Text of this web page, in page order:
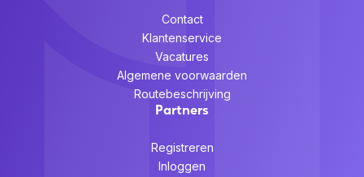
Contact
Klantenservice
Vacatures
Algemene voorwaarden
Routebeschrijving
Partners
Registreren
Inloggen